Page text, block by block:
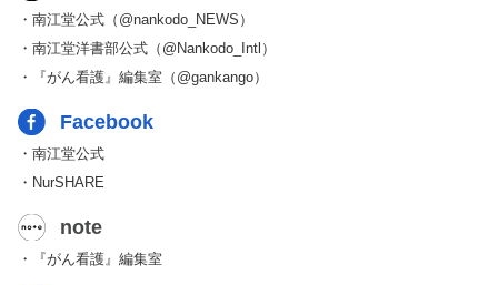
・南江堂公式（@nankodo_NEWS）
・南江堂洋書部公式（@Nankodo_Intl）
・『がん看護』編集室（@gankango）
Facebook
・南江堂公式
・NurSHARE
note
・『がん看護』編集室